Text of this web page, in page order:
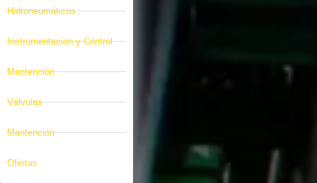
Hidroneumáticos
Instrumentación y Control
Mantención
Válvulas
Mantención
Ofertas